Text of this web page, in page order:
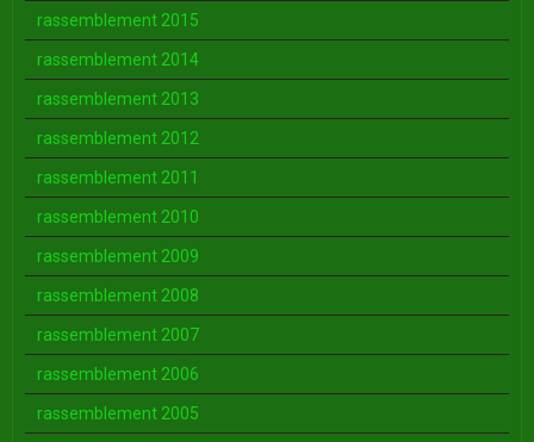
rassemblement 2015
rassemblement 2014
rassemblement 2013
rassemblement 2012
rassemblement 2011
rassemblement 2010
rassemblement 2009
rassemblement 2008
rassemblement 2007
rassemblement 2006
rassemblement 2005